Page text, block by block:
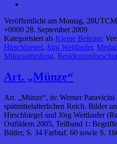
Veröffentlicht am Montag,
+0000 28. September 2009
Kategorisiert als Kleine Beiträge
Hirschbiegel, Jörg Wettlaufer,
Münzsammlung,
Art. „Münze“
Art. „Münze“, in: Werner
spätmittelalterlichen Reich. Bilder
Hirschbiegel und Jörg Wettlaufer
Ostfildern 2005, Teilband 1:
Bilder, S. 34 Farbtaf. 60 sowie S.